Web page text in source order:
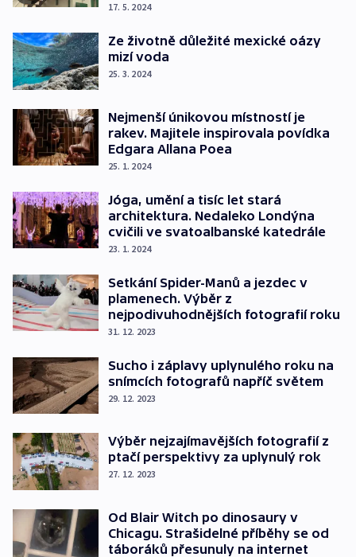
17. 5. 2024
Ze životně důležité mexické oázy
mizí voda
25. 3. 2024
Nejmenší únikovou místností je
rakev. Majitele inspirovala povídka
Edgara Allana Poea
25. 1. 2024
Jóga, umění a tisíc let stará
architektura. Nedaleko Londýna
cvičili ve svatoalbanské katedrále
23. 1. 2024
Setkání Spider-Manů a jezdec v
plamenech. Výběr z
nejpodivuhodnějších fotografií roku
31. 12. 2023
Sucho i záplavy uplynulého roku na
snímcích fotografů napříč světem
29. 12. 2023
Výběr nejzajímavějších fotografií z
ptačí perspektivy za uplynulý rok
27. 12. 2023
Od Blair Witch po dinosaury v
Chicagu. Strašidelné příběhy se od
táboráků přesunuly na internet